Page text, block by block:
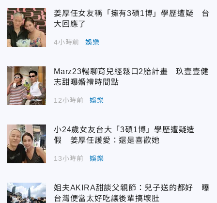
姜厚任女友稱「擁有3碩1博」學歷遭疑 台
大回應了
4小時前 娛樂
Marz23暢聊育兒經鬆口2胎計畫 玖壹壹健
志甜曝婚禮時間點
12小時前 娛樂
小24歲女友台大「3碩1博」學歷遭疑造
假 姜厚任護愛：還是喜歡她
13小時前 娛樂
姐夫AKIRA甜談父親節：兒子送的都好 曝
台灣便當太好吃讓後輩搞壞肚